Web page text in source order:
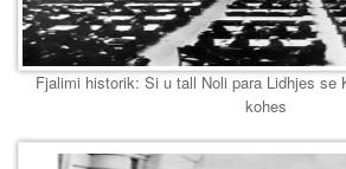
Fjalimi historik: Si u tall Noli para Lidhjes se
kohes